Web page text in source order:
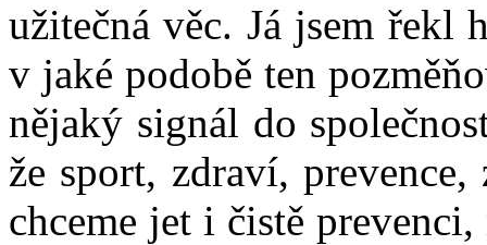
užitečná věc. Já jsem řekl
v jaké podobě ten
nějaký signál do
že sport, zdraví,
chceme jet i čistě